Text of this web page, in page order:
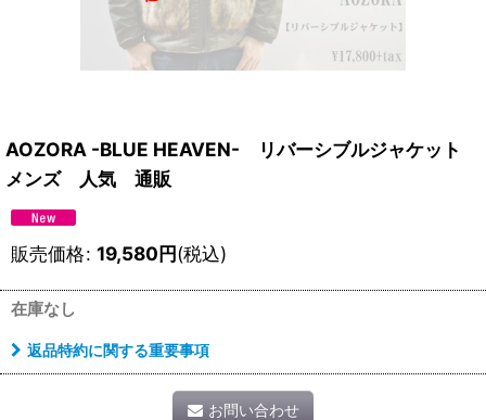
AOZORA -BLUE HEAVEN- リバーシブルジャケット
メンズ 人気 通販
販売価格: 19,580円(税込)
在庫なし
返品特約に関する重要事項
お問い合わせ